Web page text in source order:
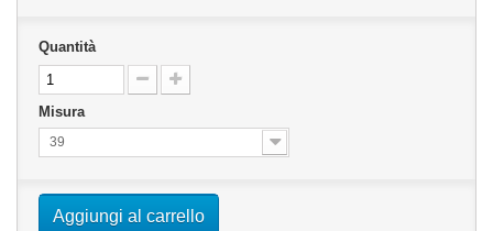
Quantità
Misura
39
Aggiungi al carrello